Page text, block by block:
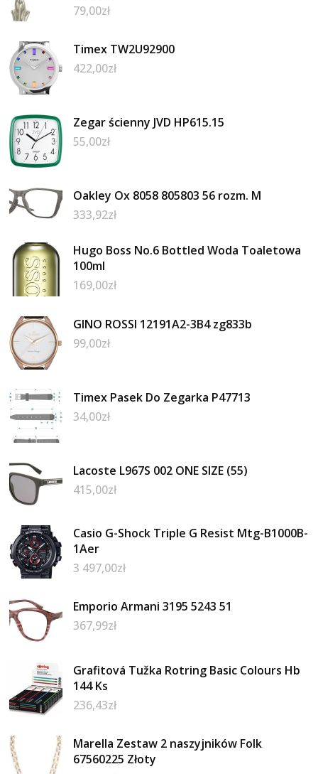
79,00zł
Timex TW2U92900
422,00zł
Zegar ścienny JVD HP615.15
55,00zł
Oakley Ox 8058 805803 56 rozm. M
333,92zł
Hugo Boss No.6 Bottled Woda Toaletowa
100ml
169,00zł
GINO ROSSI 12191A2-3B4 zg833b
99,00zł
Timex Pasek Do Zegarka P47713
34,00zł
Lacoste L967S 002 ONE SIZE (55)
415,00zł
Casio G-Shock Triple G Resist Mtg-B1000B-
1Aer
3 497,00zł
Emporio Armani 3195 5243 51
367,99zł
Grafitová Tužka Rotring Basic Colours Hb
144 Ks
236,43zł
Marella Zestaw 2 naszyjników Folk
67560225 Złoty